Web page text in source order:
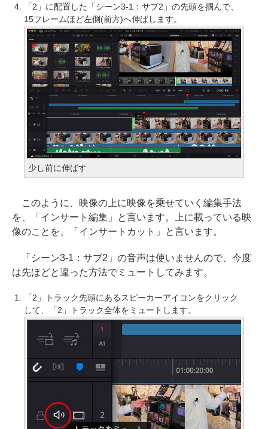
「2」に配置した「シーン3-1：サブ2」の先頭を掴んで、
15フレームほど左側(前方)へ伸ばします。
少し前に伸ばす
このように、映像の上に映像を乗せていく編集手法
を、「インサート編集」と言います。上に載っている映
像のことを、「インサートカット」と言います。
「シーン3-1：サブ2」の音声は使いませんので、今度
は先ほどと違った方法でミュートしてみます。
「2」トラック先頭にあるスピーカーアイコンをクリック
して、「2」トラック全体をミュートします。